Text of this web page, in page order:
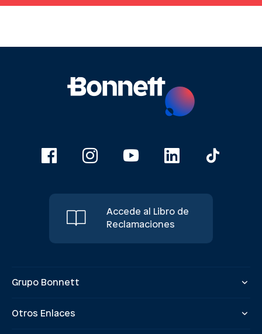
Accede al Libro de
Reclamaciones
Grupo Bonnett
Otros Enlaces